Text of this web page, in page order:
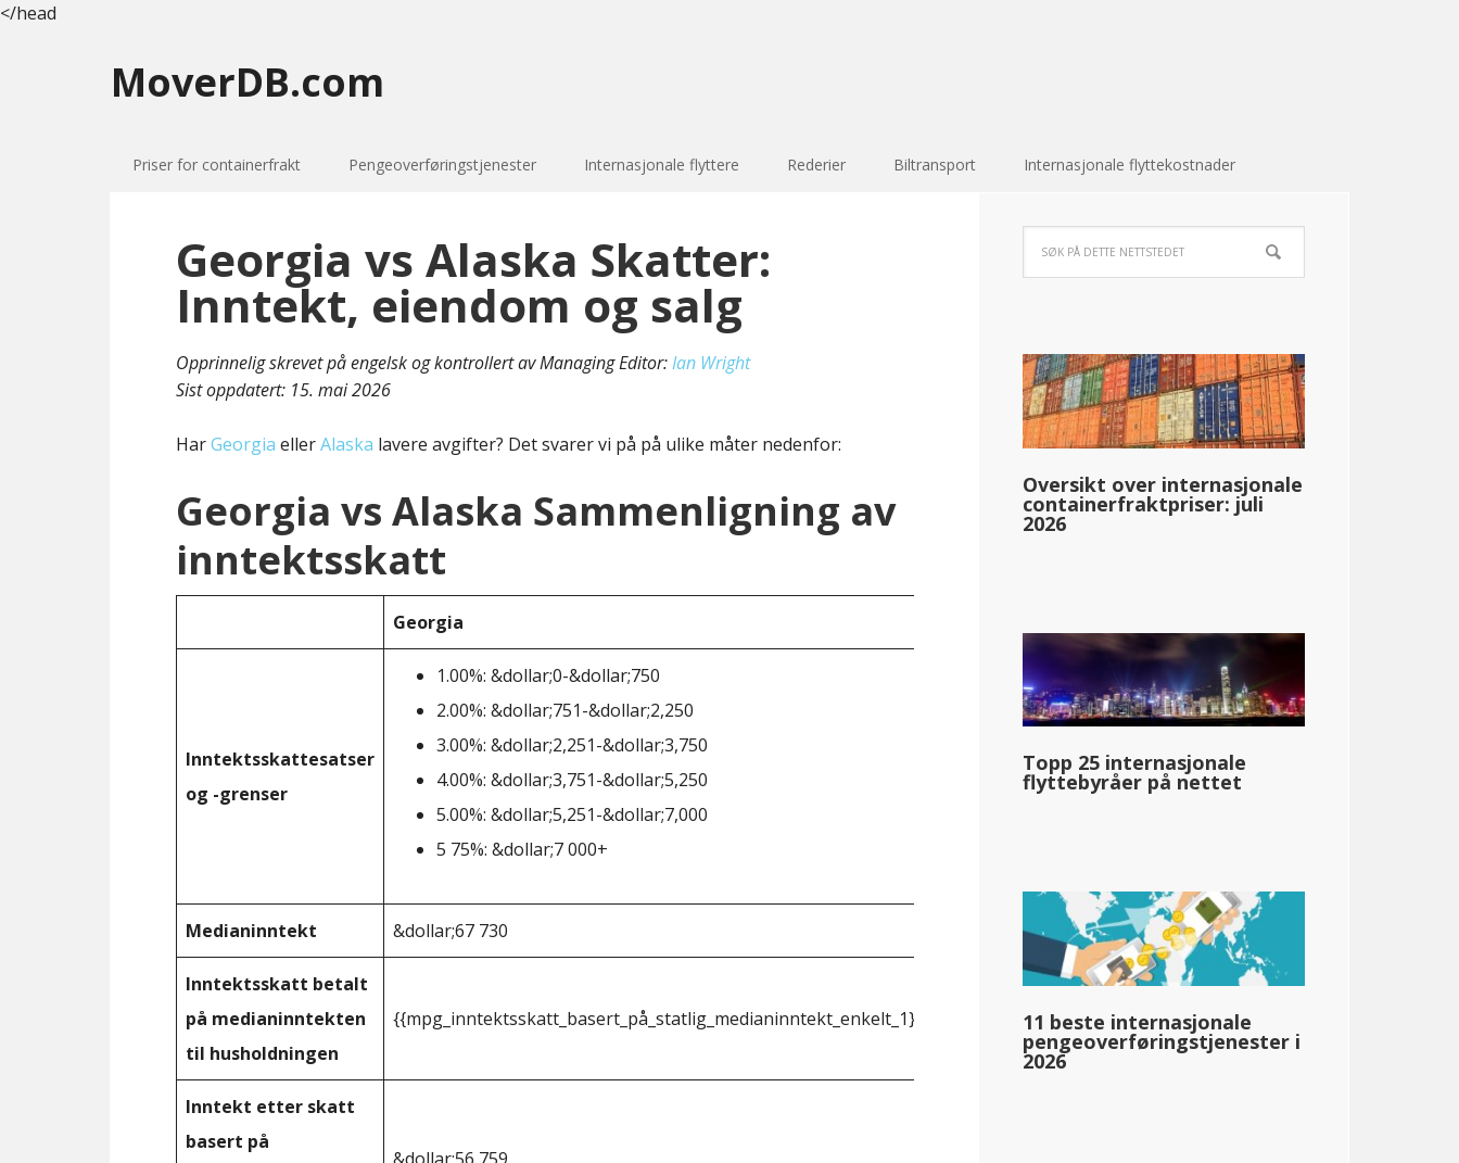
</head
MoverDB.com
Priser for containerfrakt Pengeoverføringstjenester Internasjonale flyttere Rederier Biltransport Internasjonale flyttekostnader
Georgia vs Alaska Skatter:
Inntekt, eiendom og salg
Opprinnelig skrevet på engelsk og kontrollert av Managing Editor:Ian Wright
Sist oppdatert: 15. mai 2026
HarGeorgia ellerAlaska lavere avgifter? Det svarer vi på på ulike måter nedenfor:
Georgia vs Alaska Sammenligning av
inntektsskatt
Georgia
Inntektsskattesatser
og -grenser
1.00%: &dollar;0-&dollar;750
2.00%: &dollar;751-&dollar;2,250
3.00%: &dollar;2,251-&dollar;3,750
4.00%: &dollar;3,751-&dollar;5,250
5.00%: &dollar;5,251-&dollar;7,000
5 75%: &dollar;7 000+
Medianinntekt &dollar;67 730 &dollar;89 740
Inntektsskatt betalt
på medianinntekten
til husholdningen
{{mpg_inntektsskatt_basert_på_statlig_medianinntekt_enkelt_1}}
Inntekt etter skatt
basert på
Oversikt over internasjonale
containerfraktpriser: juli
2026
Topp 25 internasjonale
flyttebyråer på nettet
11 beste internasjonale
pengeoverføringstjenester i
2026